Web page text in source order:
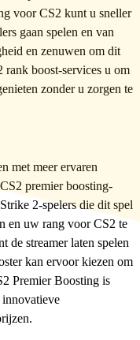
voor CS2 kunt u sneller
gaan spelen en van
en zenuwen om dit
rank boost-services u om
zonder u zorgen te
met meer ervaren
premier boosting-
2-spelers die dit spel
en uw rang voor CS2 te
de streamer laten spelen
kan ervoor kiezen om
Premier Boosting is